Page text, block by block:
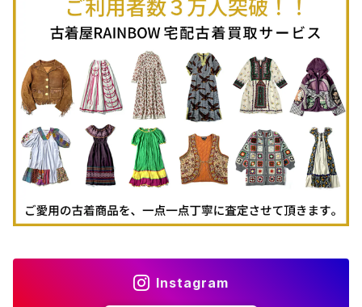
古着スウェット
古着パーカー
古着タンクトップ
古着羽織り
Instagram